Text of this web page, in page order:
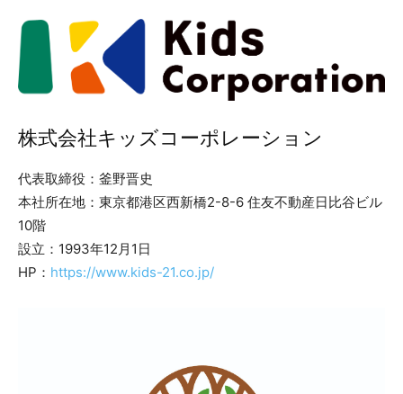
株式会社キッズコーポレーション
代表取締役：釜野晋史
本社所在地：東京都港区西新橋2-8-6 住友不動産日比谷ビル
10階
設立：1993年12月1日
HP： https://www.kids-21.co.jp/